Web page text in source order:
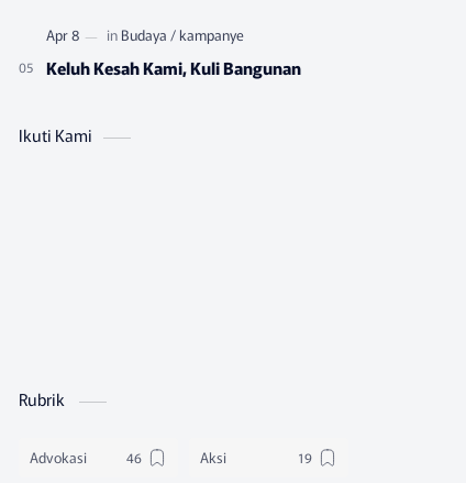
Keluh Kesah Kami, Kuli Bangunan
Ikuti Kami
Rubrik
Advokasi Aksi